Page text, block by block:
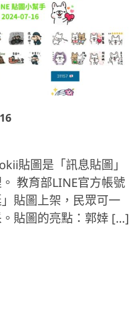
貼圖是「訊息貼圖」
教育部LINE官方帳號
」貼圖上架，民眾可一
貼圖的亮點：郭婞 […]